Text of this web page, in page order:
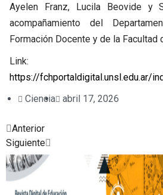
Ayelen Franz, Lucila Beovide y
acompañamiento del
Formación Docente y de la Facultad
Link:
https://fchportaldigital.unsl.edu.ar/
Ciencia
abril 17, 2026
Prev
Anterior
Siguiente
Posted
in
Posted
in
Posted
Posted
in
Posted
in
Posted
in
Posted
in